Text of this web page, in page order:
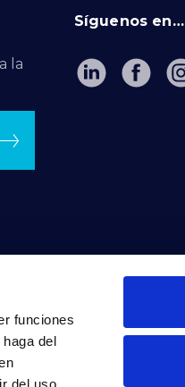
funciones
del
la
Síguenos en…